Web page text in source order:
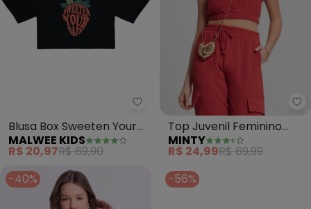
Malwee Kids - Blusa Box
Blusa Box Sweeten Your
Days Teen (Preto)
MALWEE KIDS
R$ 20,97R$ 69,90
Top Juvenil Feminino
(Vermelho)
MINTY
R$ 24,99R$ 69,99
-40%
-56%